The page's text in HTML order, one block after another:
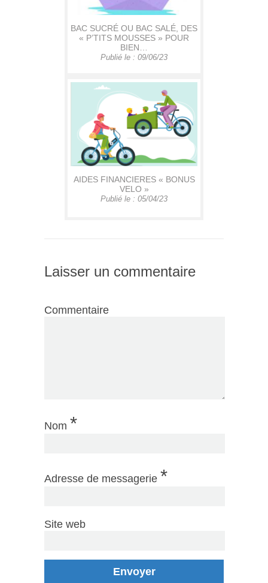
BAC SUCRÉ OU BAC SALÉ, DES
« P’TITS MOUSSES » POUR
BIEN…
Publié le : 09/06/23
AIDES FINANCIERES « BONUS
VELO »
Publié le : 05/04/23
Laisser un commentaire
Commentaire
Nom *
Adresse de messagerie *
Site web